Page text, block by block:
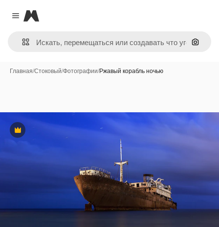
Close menu
Magnific
Поиск
Главная/Стоковый/Фотографии/Ржавый корабль ночью
Премиум